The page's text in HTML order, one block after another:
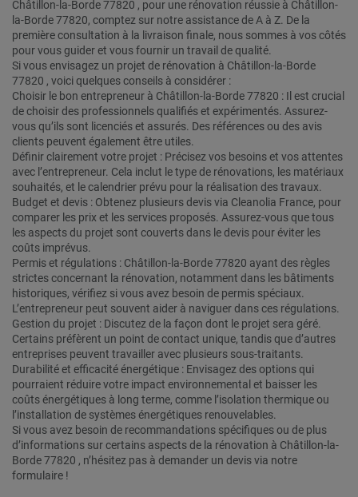
Châtillon-la-Borde 77820 , pour une rénovation réussie à Châtillon-
la-Borde 77820, comptez sur notre assistance de A à Z. De la
première consultation à la livraison finale, nous sommes à vos côtés
pour vous guider et vous fournir un travail de qualité.
Si vous envisagez un projet de rénovation à Châtillon-la-Borde
77820 , voici quelques conseils à considérer :
Choisir le bon entrepreneur à Châtillon-la-Borde 77820 : Il est crucial
de choisir des professionnels qualifiés et expérimentés. Assurez-
vous qu’ils sont licenciés et assurés. Des références ou des avis
clients peuvent également être utiles.
Définir clairement votre projet : Précisez vos besoins et vos attentes
avec l’entrepreneur. Cela inclut le type de rénovations, les matériaux
souhaités, et le calendrier prévu pour la réalisation des travaux.
Budget et devis : Obtenez plusieurs devis via Cleanolia France, pour
comparer les prix et les services proposés. Assurez-vous que tous
les aspects du projet sont couverts dans le devis pour éviter les
coûts imprévus.
Permis et régulations : Châtillon-la-Borde 77820 ayant des règles
strictes concernant la rénovation, notamment dans les bâtiments
historiques, vérifiez si vous avez besoin de permis spéciaux.
L’entrepreneur peut souvent aider à naviguer dans ces régulations.
Gestion du projet : Discutez de la façon dont le projet sera géré.
Certains préfèrent un point de contact unique, tandis que d’autres
entreprises peuvent travailler avec plusieurs sous-traitants.
Durabilité et efficacité énergétique : Envisagez des options qui
pourraient réduire votre impact environnemental et baisser les
coûts énergétiques à long terme, comme l’isolation thermique ou
l’installation de systèmes énergétiques renouvelables.
Si vous avez besoin de recommandations spécifiques ou de plus
d’informations sur certains aspects de la rénovation à Châtillon-la-
Borde 77820 , n’hésitez pas à demander un devis via notre
formulaire !